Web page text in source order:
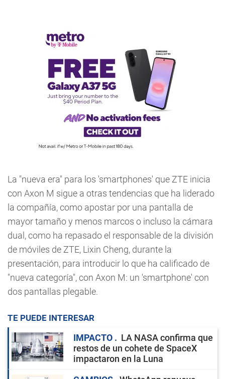
La "nueva era" para los 'smartphones' que ZTE inicia
con Axon M sigue a otras tendencias que ha liderado
la compañía, como apostar por una pantalla de
mayor tamaño y menos marcos o incluso la cámara
dual, como ha repasado el responsable de la división
de móviles de ZTE, Lixin Cheng, durante la
presentación, para introducir lo que ha calificado de
"nueva categoría", con Axon M: un 'smartphone' con
dos pantallas plegable.
TE PUEDE INTERESAR
IMPACTO
LA NASA confirma que
restos de un cohete de SpaceX
impactaron en la Luna